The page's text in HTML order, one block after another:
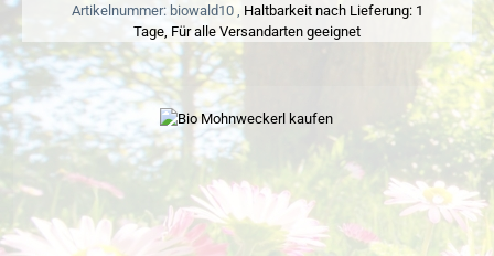
Artikelnummer: biowald10 , Haltbarkeit nach Lieferung: 1
Tage, Für alle Versandarten geeignet
Bildergalerie überspringen